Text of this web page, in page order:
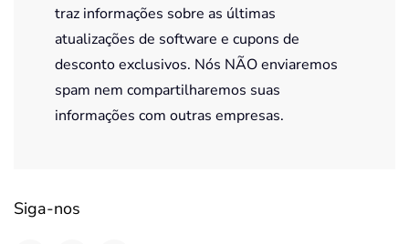
traz informações sobre as últimas
atualizações de software e cupons de
desconto exclusivos. Nós NÃO enviaremos
spam nem compartilharemos suas
informações com outras empresas.
Siga-nos